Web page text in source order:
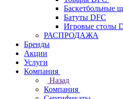
Баскетбольные
Батуты DFC
Игровые столы
РАСПРОДАЖА
Бренды
Акции
Услуги
Компания
Назад
Компания